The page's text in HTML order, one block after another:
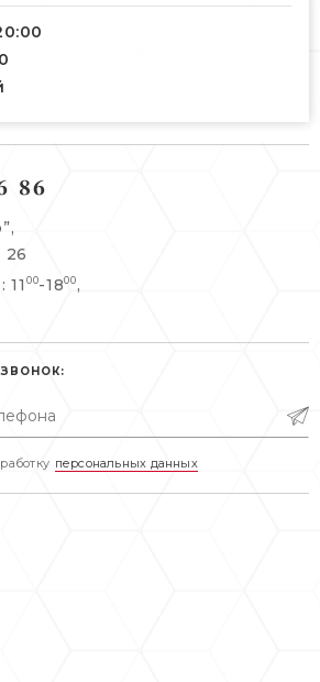
e.ru
переулок, 3/10с7
e.ru
86
26
11 00-1800,
персональных данных